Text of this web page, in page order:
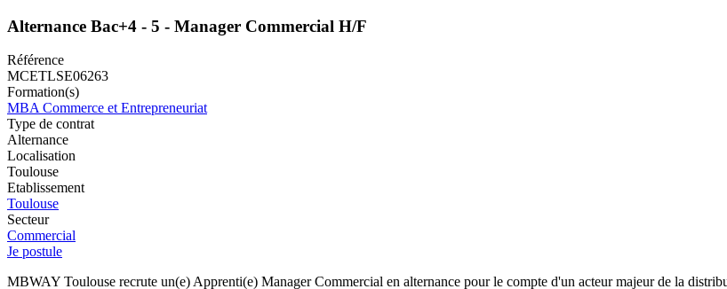
Alternance Bac+4 - 5 - Manager Commercial H/F
Référence
MCETLSE06263
Formation(s)
MBA Commerce et Entrepreneuriat
Type de contrat
Alternance
Localisation
Toulouse
Etablissement
Toulouse
Secteur
Commercial
Je postule
MBWAY Toulouse recrute un(e) Apprenti(e) Manager Commercial en alternance pour le compte d'un acteur majeur de la